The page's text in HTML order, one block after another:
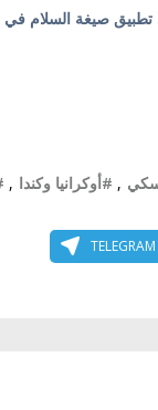
صيغة السلام في
, #أوكرانيا وكندا ,
TELEGRAM